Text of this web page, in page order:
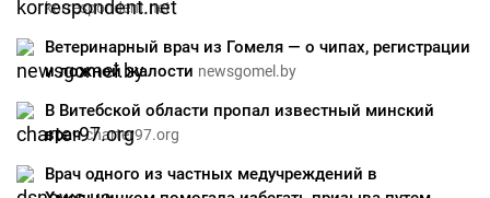
korrespondent.net
Ветеринарный врач из Гомеля — о чипах, регистрации
и ложной жалости newsgomel.by
В Витебской области пропал известный минский
врачcharter97.org
Врач одного из частных медучреждений в